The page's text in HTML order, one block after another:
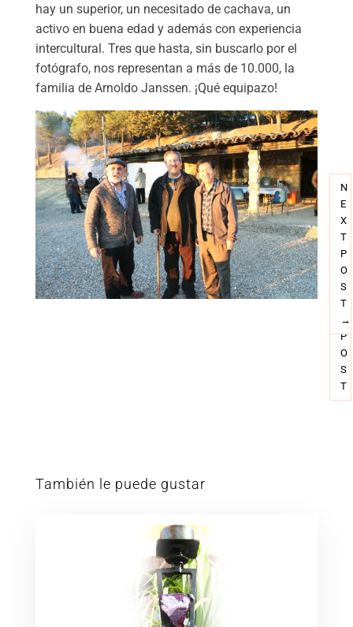
hay un superior, un necesitado de cachava, un
activo en buena edad y además con experiencia
intercultural. Tres que hasta, sin buscarlo por el
fotógrafo, nos representan a más de 10.000, la
familia de Arnoldo Janssen. ¡Qué equipazo!
←
P
R
E
V
I
O
U
S
P
O
S
T
N
E
X
T
P
O
S
T
→
También le puede gustar